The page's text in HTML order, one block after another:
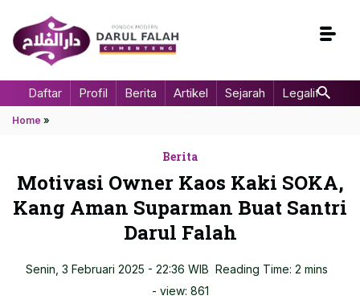
Daftar Profil Berita Artikel Sejarah Legalitas
Home »
Berita
Motivasi Owner Kaos Kaki SOKA,
Kang Aman Suparman Buat Santri
Darul Falah
Senin, 3 Februari 2025 - 22:36 WIB Reading Time: 2 mins
- view: 861